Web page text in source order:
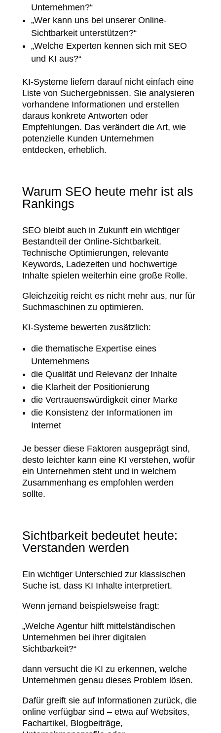
Unternehmen?“
„Wer kann uns bei unserer Online-
Sichtbarkeit unterstützen?“
„Welche Experten kennen sich mit SEO
und KI aus?“
KI-Systeme liefern darauf nicht einfach eine
Liste von Suchergebnissen. Sie analysieren
vorhandene Informationen und erstellen
daraus konkrete Antworten oder
Empfehlungen. Das verändert die Art, wie
potenzielle Kunden Unternehmen
entdecken, erheblich.
Warum SEO heute mehr ist als
Rankings
SEO bleibt auch in Zukunft ein wichtiger
Bestandteil der Online-Sichtbarkeit.
Technische Optimierungen, relevante
Keywords, Ladezeiten und hochwertige
Inhalte spielen weiterhin eine große Rolle.
Gleichzeitig reicht es nicht mehr aus, nur für
Suchmaschinen zu optimieren.
KI-Systeme bewerten zusätzlich:
die thematische Expertise eines
Unternehmens
die Qualität und Relevanz der Inhalte
die Klarheit der Positionierung
die Vertrauenswürdigkeit einer Marke
die Konsistenz der Informationen im
Internet
Je besser diese Faktoren ausgeprägt sind,
desto leichter kann eine KI verstehen, wofür
ein Unternehmen steht und in welchem
Zusammenhang es empfohlen werden
sollte.
Sichtbarkeit bedeutet heute:
Verstanden werden
Ein wichtiger Unterschied zur klassischen
Suche ist, dass KI Inhalte interpretiert.
Wenn jemand beispielsweise fragt:
„Welche Agentur hilft mittelständischen
Unternehmen bei ihrer digitalen
Sichtbarkeit?“
dann versucht die KI zu erkennen, welche
Unternehmen genau dieses Problem lösen.
Dafür greift sie auf Informationen zurück, die
online verfügbar sind – etwa auf Websites,
Fachartikel, Blogbeiträge,